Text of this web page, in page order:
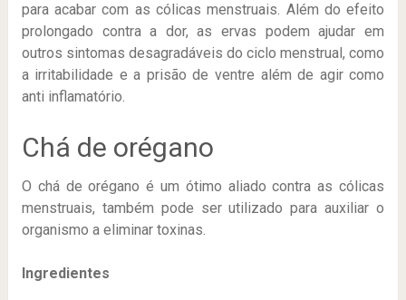
para acabar com as cólicas menstruais. Além do efeito
prolongado contra a dor, as ervas podem ajudar em
outros sintomas desagradáveis do ciclo menstrual, como
a irritabilidade e a prisão de ventre além de agir como
anti inflamatório.
Chá de orégano
O chá de orégano é um ótimo aliado contra as cólicas
menstruais, também pode ser utilizado para auxiliar o
organismo a eliminar toxinas.
Ingredientes